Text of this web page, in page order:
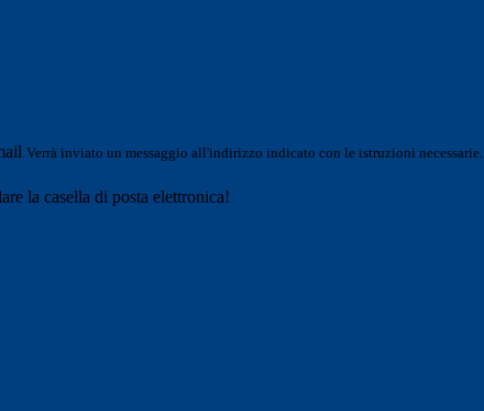
Verrà inviato un messaggio all'indirizzo indicato con le istruzioni necessarie.
la casella di posta elettronica!